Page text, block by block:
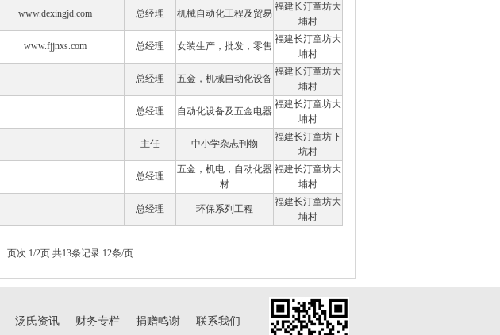
www.dexingjd.com 总经理 机械自动化工程及贸易
福建长汀童坊大
埔村
www.fjjnxs.com 总经理 女装生产，批发，零售
福建长汀童坊大
埔村
总经理 五金，机械自动化设备
福建长汀童坊大
埔村
总经理 自动化设备及五金电器
福建长汀童坊大
埔村
主任 中小学杂志刊物
福建长汀童坊下
坑村
总经理
五金，机电，自动化器
材
福建长汀童坊大
埔村
总经理 环保系列工程
福建长汀童坊大
埔村
: 页次:1/2页 共13条记录 12条/页
汤氏资讯 财务专栏 捐赠鸣谢 联系我们